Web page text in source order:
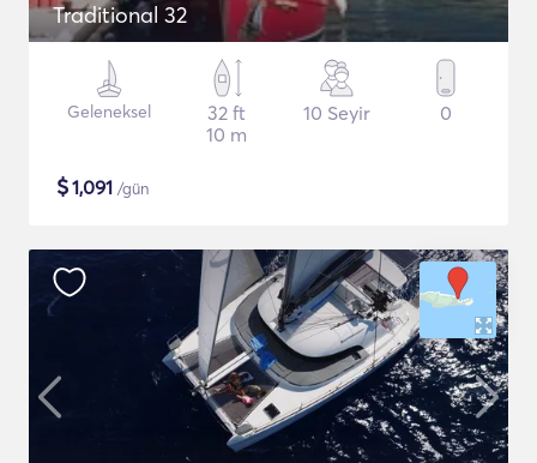
Traditional 32
Geleneksel
32 ft
10 m
10 Seyir 0
$1,091 /gün